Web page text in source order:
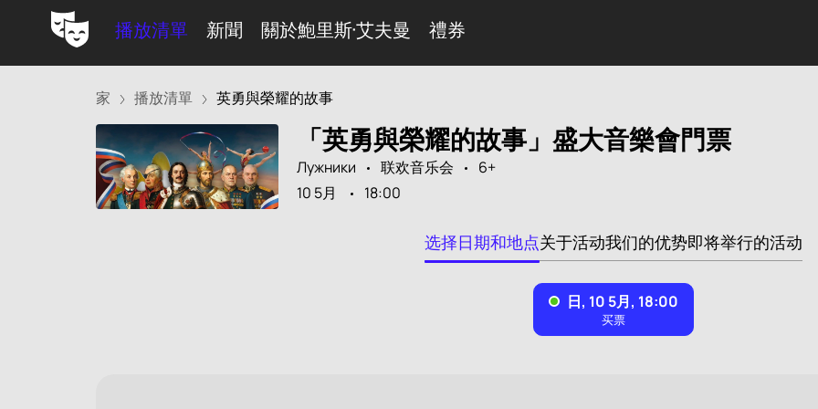
播放清單 新聞 關於鮑里斯·艾夫曼 禮券
家 播放清單 英勇與榮耀的故事
「英勇與榮耀的故事」盛大音樂會門票
Лужники 联欢音乐会
6+
10 5月
18:00
选择日期和地点关于活动我们的优势即将举行的活动